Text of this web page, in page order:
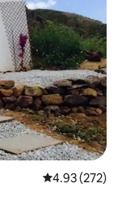
平均评分 4.93
4.93 (272)